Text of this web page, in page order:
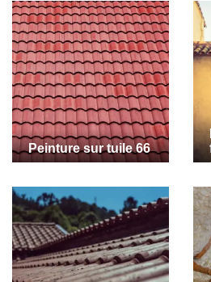
Peinture sur tuile 66